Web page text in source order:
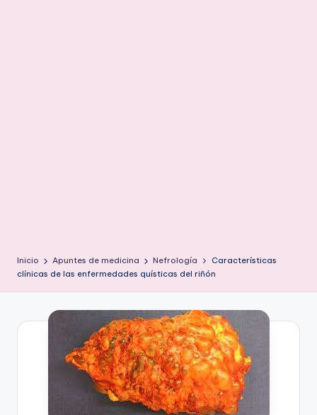
Inicio Apuntes de medicina Nefrología
Características
clínicas de las enfermedades quísticas del riñón